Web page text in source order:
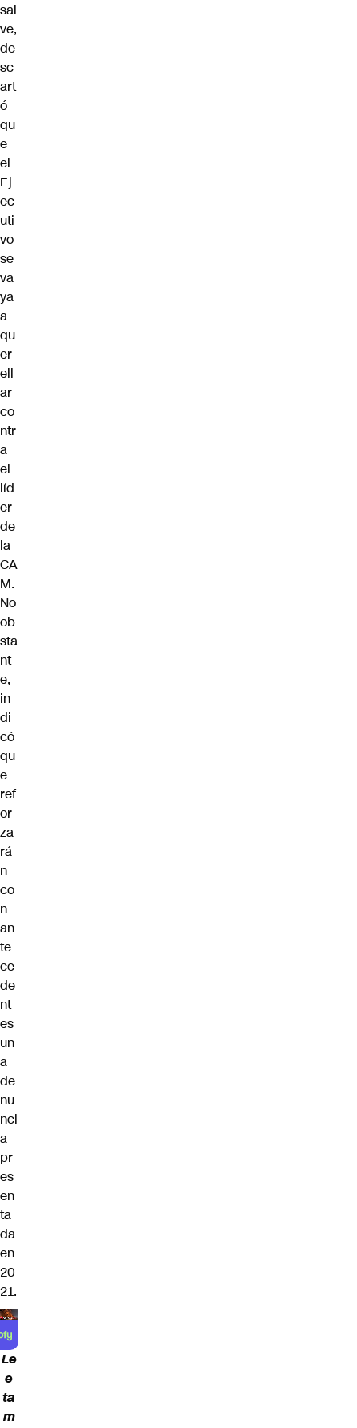
sal
ve,
de
sc
art
ó
qu
e
el
Ej
ec
uti
vo
se
va
ya
a
qu
er
ell
ar
co
ntr
a
el
líd
er
de
la
CA
M.
No
ob
sta
nt
e,
in
di
có
qu
e
ref
or
za
rá
n
co
n
an
te
ce
de
nt
es
un
a
de
nu
nci
a
pr
es
en
ta
da
en
20
21.
Le
e
ta
m